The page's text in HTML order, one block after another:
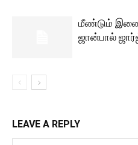
மீண்டும்
ஜான்பால்
LEAVE A REPLY